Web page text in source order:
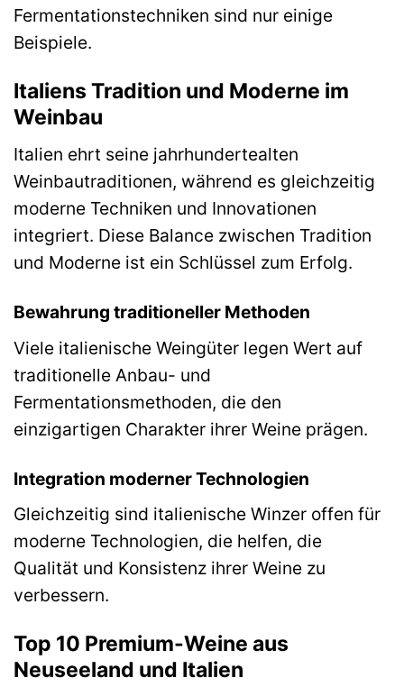
Fermentationstechniken sind nur einige
Beispiele.
Italiens Tradition und Moderne im
Weinbau
Italien ehrt seine jahrhundertealten
Weinbautraditionen, während es gleichzeitig
moderne Techniken und Innovationen
integriert. Diese Balance zwischen Tradition
und Moderne ist ein Schlüssel zum Erfolg.
Bewahrung traditioneller Methoden
Viele italienische Weingüter legen Wert auf
traditionelle Anbau- und
Fermentationsmethoden, die den
einzigartigen Charakter ihrer Weine prägen.
Integration moderner Technologien
Gleichzeitig sind italienische Winzer offen für
moderne Technologien, die helfen, die
Qualität und Konsistenz ihrer Weine zu
verbessern.
Top 10 Premium-Weine aus
Neuseeland und Italien